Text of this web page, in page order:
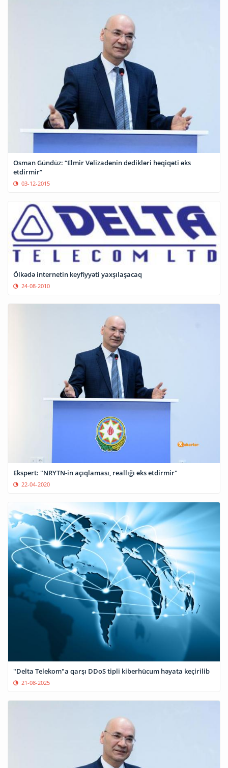
Osman Gündüz: “Elmir Vəlizadənin dedikləri həqiqəti əks
etdirmir”
03-12-2015
Ölkədə internetin keyfiyyəti yaxşılaşacaq
24-08-2010
Ekspert: "NRYTN-in açıqlaması, reallığı əks etdirmir"
22-04-2020
"Delta Telekom"a qarşı DDoS tipli kiberhücum həyata keçirilib
21-08-2025